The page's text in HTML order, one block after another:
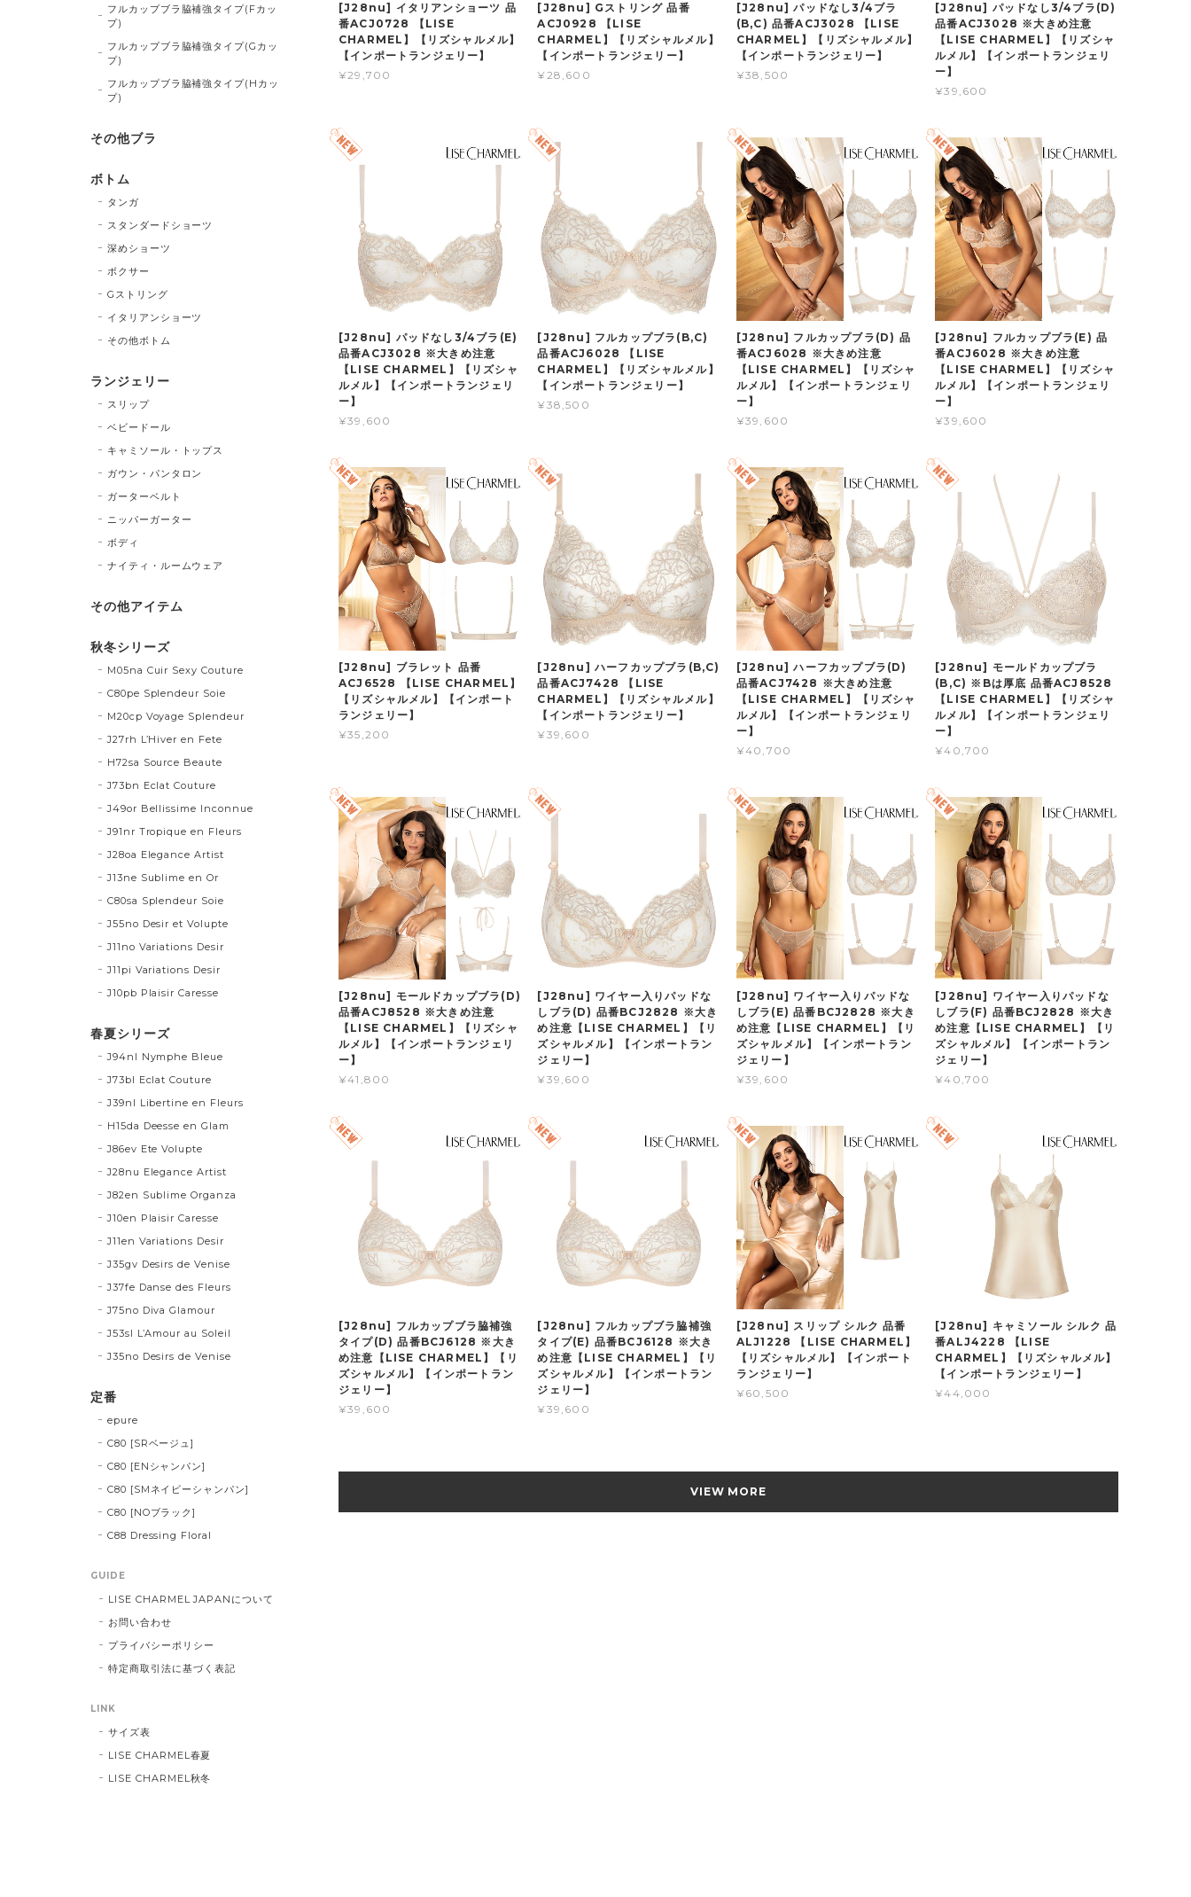
[J28nu] イタリアンショーツ 品
番ACJ0728 【LISE
CHARMEL】【リズシャルメル】
【インポートランジェリー】
¥29,700
[J28nu] Gストリング 品番
ACJ0928 【LISE
CHARMEL】【リズシャルメル】
【インポートランジェリー】
¥28,600
[J28nu] パッドなし3/4ブラ
(B,C) 品番ACJ3028 【LISE
CHARMEL】【リズシャルメル】
【インポートランジェリー】
¥38,500
[J28nu] パッドなし3/4ブラ(D)
品番ACJ3028 ※大きめ注意
【LISE CHARMEL】【リズシャ
ルメル】【インポートランジェリ
ー】
¥39,600
[J28nu] パッドなし3/4ブラ(E)
品番ACJ3028 ※大きめ注意
【LISE CHARMEL】【リズシャ
ルメル】【インポートランジェリ
ー】
¥39,600
[J28nu] フルカップブラ(B,C)
品番ACJ6028 【LISE
CHARMEL】【リズシャルメル】
【インポートランジェリー】
¥38,500
[J28nu] フルカップブラ(D) 品
番ACJ6028 ※大きめ注意
【LISE CHARMEL】【リズシャ
ルメル】【インポートランジェリ
ー】
¥39,600
[J28nu] フルカップブラ(E) 品
番ACJ6028 ※大きめ注意
【LISE CHARMEL】【リズシャ
ルメル】【インポートランジェリ
ー】
¥39,600
[J28nu] ブラレット 品番
ACJ6528 【LISE CHARMEL】
【リズシャルメル】【インポート
ランジェリー】
¥35,200
[J28nu] ハーフカップブラ(B,C)
品番ACJ7428 【LISE
CHARMEL】【リズシャルメル】
【インポートランジェリー】
¥39,600
[J28nu] ハーフカップブラ(D)
品番ACJ7428 ※大きめ注意
【LISE CHARMEL】【リズシャ
ルメル】【インポートランジェリ
ー】
¥40,700
[J28nu] モールドカップブラ
(B,C) ※Bは厚底 品番ACJ8528
【LISE CHARMEL】【リズシャ
ルメル】【インポートランジェリ
ー】
¥40,700
[J28nu] モールドカップブラ(D)
品番ACJ8528 ※大きめ注意
【LISE CHARMEL】【リズシャ
ルメル】【インポートランジェリ
ー】
¥41,800
[J28nu] ワイヤー入りパッドな
しブラ(D) 品番BCJ2828 ※大き
め注意【LISE CHARMEL】【リ
ズシャルメル】【インポートラン
ジェリー】
¥39,600
[J28nu] ワイヤー入りパッドな
しブラ(E) 品番BCJ2828 ※大き
め注意【LISE CHARMEL】【リ
ズシャルメル】【インポートラン
ジェリー】
¥39,600
[J28nu] ワイヤー入りパッドな
しブラ(F) 品番BCJ2828 ※大き
め注意【LISE CHARMEL】【リ
ズシャルメル】【インポートラン
ジェリー】
¥40,700
[J28nu] フルカップブラ脇補強
タイプ(D) 品番BCJ6128 ※大き
め注意【LISE CHARMEL】【リ
ズシャルメル】【インポートラン
ジェリー】
¥39,600
[J28nu] フルカップブラ脇補強
タイプ(E) 品番BCJ6128 ※大き
め注意【LISE CHARMEL】【リ
ズシャルメル】【インポートラン
ジェリー】
¥39,600
[J28nu] スリップ シルク 品番
ALJ1228 【LISE CHARMEL】
【リズシャルメル】【インポート
ランジェリー】
¥60,500
[J28nu] キャミソール シルク 品
番ALJ4228 【LISE
CHARMEL】【リズシャルメル】
【インポートランジェリー】
¥44,000
VIEW MORE
フルカップブラ脇補強タイプ(Fカッ
プ)
フルカップブラ脇補強タイプ(Gカッ
プ)
フルカップブラ脇補強タイプ(Hカッ
プ)
その他ブラ
ボトム
タンガ
スタンダードショーツ
深めショーツ
ボクサー
Gストリング
イタリアンショーツ
その他ボトム
ランジェリー
スリップ
ベビードール
キャミソール・トップス
ガウン・パンタロン
ガーターベルト
ニッパーガーター
ボディ
ナイティ・ルームウェア
その他アイテム
秋冬シリーズ
M05na Cuir Sexy Couture
C80pe Splendeur Soie
M20cp Voyage Splendeur
J27rh L’Hiver en Fete
H72sa Source Beaute
J73bn Eclat Couture
J49or Bellissime Inconnue
J91nr Tropique en Fleurs
J28oa Elegance Artist
J13ne Sublime en Or
C80sa Splendeur Soie
J55no Desir et Volupte
J11no Variations Desir
J11pi Variations Desir
J10pb Plaisir Caresse
春夏シリーズ
J94nl Nymphe Bleue
J73bl Eclat Couture
J39nl Libertine en Fleurs
H15da Deesse en Glam
J86ev Ete Volupte
J28nu Elegance Artist
J82en Sublime Organza
J10en Plaisir Caresse
J11en Variations Desir
J35gv Desirs de Venise
J37fe Danse des Fleurs
J75no Diva Glamour
J53sl L’Amour au Soleil
J35no Desirs de Venise
定番
epure
C80 [SRベージュ]
C80 [ENシャンパン]
C80 [SMネイビーシャンパン]
C80 [NOブラック]
C88 Dressing Floral
GUIDE
LISE CHARMEL JAPANについて
お問い合わせ
プライバシーポリシー
特定商取引法に基づく表記
LINK
サイズ表
LISE CHARMEL春夏
LISE CHARMEL秋冬